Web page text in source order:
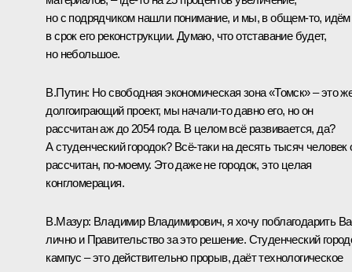
но с подрядчиком нашли понимание, и мы, в общем-то, идём
в срок его реконструкции. Думаю, что отставание будет,
но небольшое.
В.Путин: Но свободная экономическая зона «Томск» – это
долгоиграющий проект, мы начали-то давно его, но он
рассчитан аж до 2054 года. В целом всё развивается, да?
А студенческий городок? Всё-таки на десять тысяч человек
рассчитан, по-моему. Это даже не городок, это целая
конгломерация.
В.Мазур: Владимир Владимирович, я хочу поблагодарить
лично и Правительство за это решение. Студенческий
кампус – это действительно прорыв, даёт технологическое